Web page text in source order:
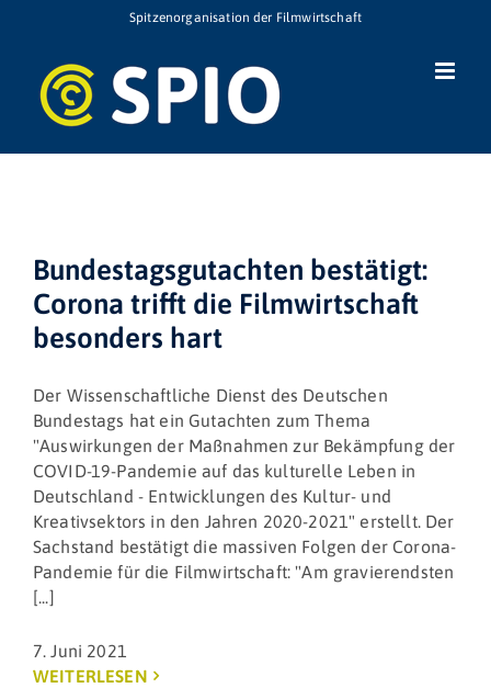
springen
Spitzenorganisation der Filmwirtschaft
Bundestagsgutachten bestätigt:
Corona trifft die Filmwirtschaft
besonders hart
Der Wissenschaftliche Dienst des Deutschen
Bundestags hat ein Gutachten zum Thema
"Auswirkungen der Maßnahmen zur Bekämpfung der
COVID-19-Pandemie auf das kulturelle Leben in
Deutschland - Entwicklungen des Kultur- und
Kreativsektors in den Jahren 2020-2021" erstellt. Der
Sachstand bestätigt die massiven Folgen der Corona-
Pandemie für die Filmwirtschaft: "Am gravierendsten
[...]
7. Juni 2021
WEITERLESEN